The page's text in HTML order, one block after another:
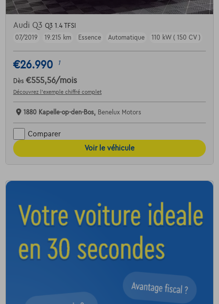
Audi Q3 Q3 1.4 TFSI
07/2019
19.215 km Essence Automatique 110 kW ( 150 CV )
€26.990 1
Dès €555,56/mois
Découvrez l’exemple chiffré complet
1880 Kapelle-op-den-Bos, Benelux Motors
Comparer
Voir le véhicule